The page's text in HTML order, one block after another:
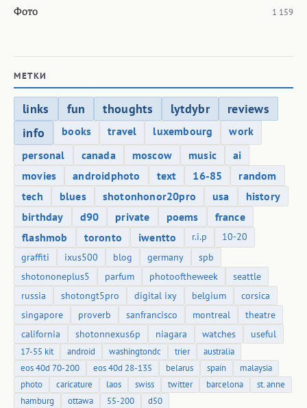
Фото 1 159
МЕТКИ
links fun thoughts lytdybr
reviews
info
books travel luxembourg
work
personal
canada moscow music
ai
movies
androidphoto text 16-85
random
tech
blues shotonhonor20pro usa
history
birthday
d90 private poems
france
flashmob
toronto iwentto r.i.p
10-20
graffiti
ixus500 blog germany
spb
shotononeplus5
parfum photooftheweek
seattle
russia
shotongt5pro digital ixy belgium
corsica
singapore
proverb sanfrancisco montreal
theatre
california
shotonnexus6p niagara watches useful
17-55 kit android washingtondc trier
australia
eos 40d 70-200
eos 40d 28-135 belarus spain
malaysia
photo
caricature laos swiss twitter barcelona
st. anne
hamburg
ottawa 55-200 d50